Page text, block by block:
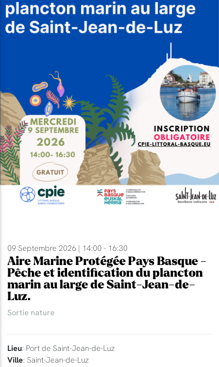
09 Septembre 2026 | 14:00 - 16:30
Aire Marine Protégée Pays Basque -
Pêche et identification du plancton
marin au large de Saint-Jean-de-
Luz.
Sortie nature
Lieu: Port de Saint-Jean-de-Luz
Ville: Saint-Jean-de-Luz